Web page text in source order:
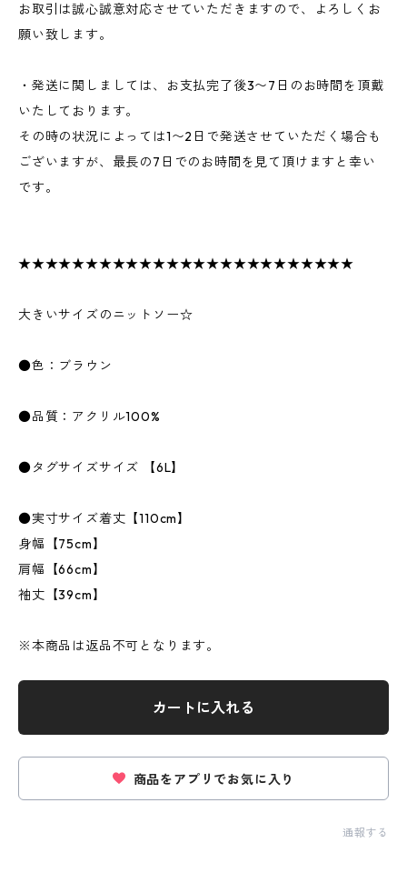
お取引は誠心誠意対応させていただきますので、よろしくお
願い致します。
・発送に関しましては、お支払完了後3〜7日のお時間を頂戴
いたしております。
その時の状況によっては1〜2日で発送させていただく場合も
ございますが、最長の7日でのお時間を見て頂けますと幸い
です。
★★★★★★★★★★★★★★★★★★★★★★★★★
大きいサイズのニットソー☆
●色：ブラウン
●品質：アクリル100%
●タグサイズサイズ 【6L】
●実寸サイズ着丈【110cm】
身幅【75cm】
肩幅【66cm】
袖丈【39cm】
※本商品は返品不可となります。
カートに入れる
商品をアプリでお気に入り
通報する